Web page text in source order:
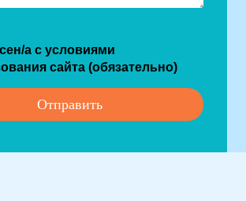
а с условиями
сайта (обязательно)